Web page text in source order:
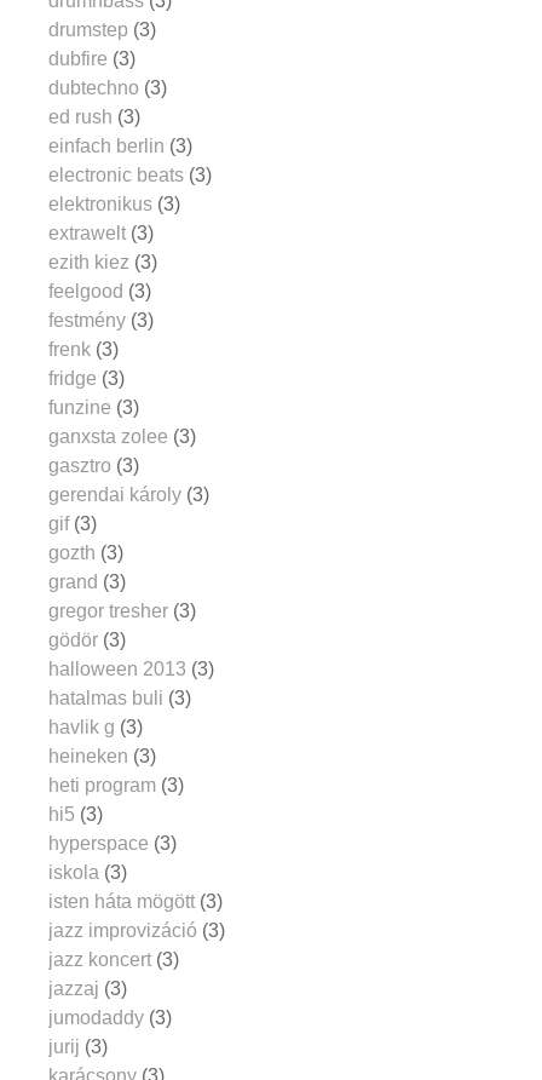
drumstep (3)
dubfire (3)
dubtechno (3)
ed rush (3)
einfach berlin (3)
electronic beats (3)
elektronikus (3)
extrawelt (3)
ezith kiez (3)
feelgood (3)
festmény (3)
frenk (3)
fridge (3)
funzine (3)
ganxsta zolee (3)
gasztro (3)
gerendai károly (3)
gif (3)
gozth (3)
grand (3)
gregor tresher (3)
gödör (3)
halloween 2013 (3)
hatalmas buli (3)
havlik g (3)
heineken (3)
heti program (3)
hi5 (3)
hyperspace (3)
iskola (3)
isten háta mögött (3)
jazz improvizáció (3)
jazz koncert (3)
jazzaj (3)
jumodaddy (3)
jurij (3)
karácsony (3)